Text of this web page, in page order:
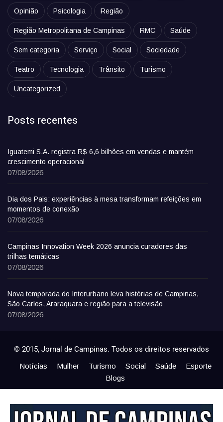
Opinião Psicologia Região
Região Metropolitana de Campinas RMC Saúde
Sem categoria Serviço Social Sociedade
Teatro Tecnologia Trânsito Turismo
Uncategorized
Posts recentes
Iguatemi S.A. registra R$ 6,6 bilhões em vendas e mantém
crescimento operacional
07/08/2026
Dia dos Pais: experiências à mesa transformam refeições em
momentos de conexão
07/08/2026
Campinas Innovation Week 2026 anuncia curadores das
trilhas temáticas
07/08/2026
Nova temporada do Interurbano leva histórias de Campinas,
São Carlos, Araraquara e região para a televisão
07/08/2026
© 2015, Jornal de Campinas. Todos os direitos reservados
Notícias Mulher Turismo Social Saúde
Esporte
Blogs